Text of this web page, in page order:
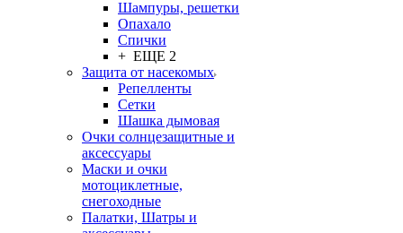
Шампуры, решетки
Опахало
Спички
+ ЕЩЕ 2
Защита от насекомых
Репелленты
Сетки
Шашка дымовая
Очки солнцезащитные и
аксессуары
Маски и очки
мотоциклетные,
снегоходные
Палатки, Шатры и